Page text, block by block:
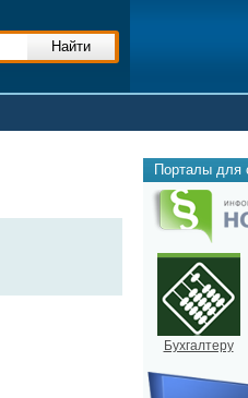
Порталы для
Бухгалтеру